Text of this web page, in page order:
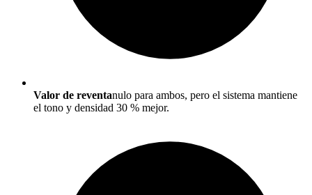
Valor de reventanulo para ambos, pero el sistema mantiene
el tono y densidad 30 % mejor.